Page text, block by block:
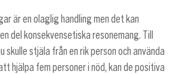
är en olaglig handling men det kan
del konsekvensetiska resonemang. Till
skulle stjäla från en rik person och använda
hjälpa fem personer i nöd, kan de positiva